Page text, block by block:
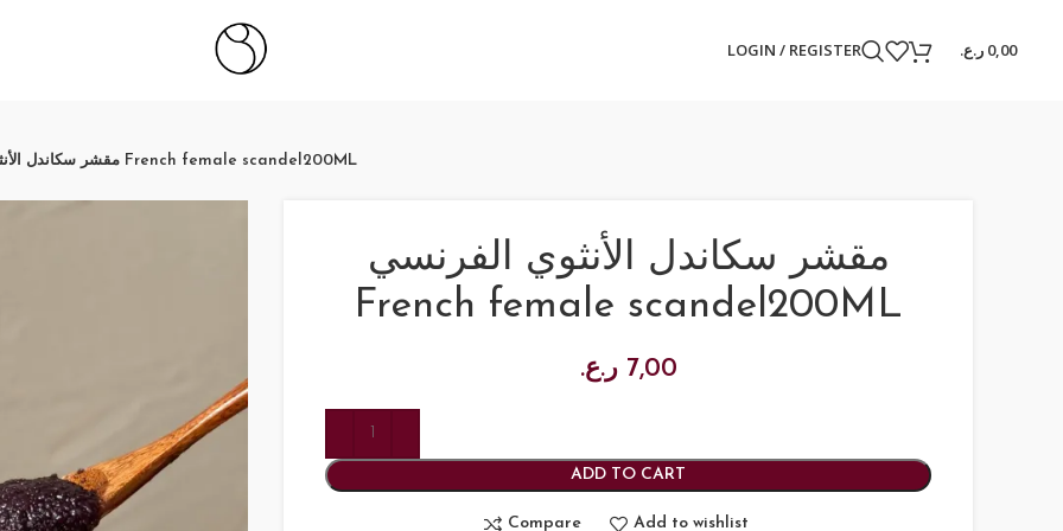
LOGIN / REGISTER 0,00 ر.ع.
مقشر سكاندل الأنثوي الفرنسي French female scandel200ML
مقشر سكاندل الأنثوي الفرنسي
French female scandel200ML
7,00 ر.ع.
ADD TO CART
Compare Add to wishlist